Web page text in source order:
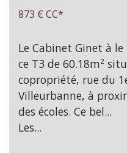
873 € CC*
Le Cabinet Ginet à
ce T3 de 60.18m²
copropriété, rue du
Villeurbanne, à
des écoles. Ce bel...
Les...